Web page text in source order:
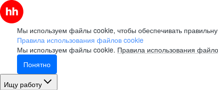
Мы используем файлы cookie, чтобы обеспечивать
Правила использования файлов cookie
Мы используем файлы cookie. Правила использования
Понятно
Ищу работу